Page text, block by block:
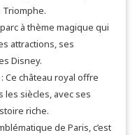
Triomphe.
à thème magique qui
attractions, ses
Disney.
Ce château royal offre
les siècles, avec ses
riche.
de Paris, c’est